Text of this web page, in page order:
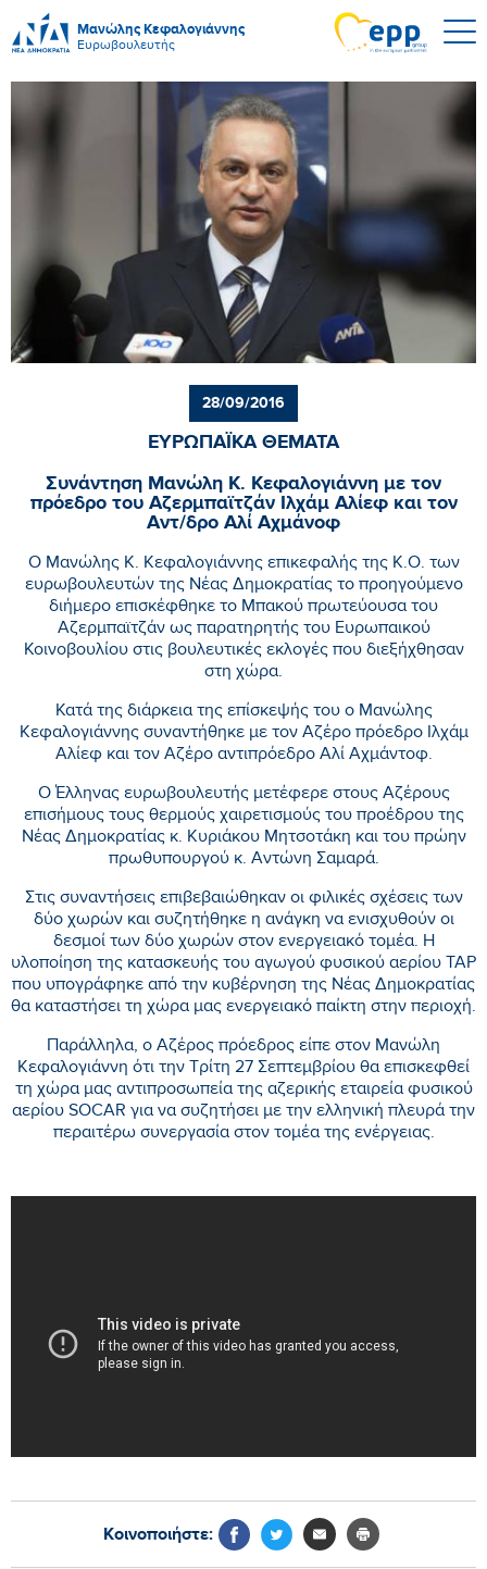
Μανώλης Κεφαλογιάννης
Ευρωβουλευτής
28/09/2016
ΕΥΡΩΠΑΪΚΑ ΘΕΜΑΤΑ
Συνάντηση Μανώλη Κ. Κεφαλογιάννη με τον
πρόεδρο του Αζερμπαϊτζάν Ιλχάμ Αλίεφ και τον
Αντ/δρο Αλί Αχμάνοφ
Ο Μανώλης Κ. Κεφαλογιάννης επικεφαλής της Κ.Ο. των
ευρωβουλευτών της Νέας Δημοκρατίας το προηγούμενο
διήμερο επισκέφθηκε το Μπακού πρωτεύουσα του
Αζερμπαϊτζάν ως παρατηρητής του Ευρωπαικού
Κοινοβουλίου στις βουλευτικές εκλογές που διεξήχθησαν
στη χώρα.
Κατά της διάρκεια της επίσκεψής του ο Μανώλης
Κεφαλογιάννης συναντήθηκε με τον Αζέρο πρόεδρο Ιλχάμ
Αλίεφ και τον Αζέρο αντιπρόεδρο Αλί Αχμάντοφ.
Ο Έλληνας ευρωβουλευτής μετέφερε στους Αζέρους
επισήμους τους θερμούς χαιρετισμούς του προέδρου της
Νέας Δημοκρατίας κ. Κυριάκου Μητσοτάκη και του πρώην
πρωθυπουργού κ. Αντώνη Σαμαρά.
Στις συναντήσεις επιβεβαιώθηκαν οι φιλικές σχέσεις των
δύο χωρών και συζητήθηκε η ανάγκη να ενισχυθούν οι
δεσμοί των δύο χωρών στον ενεργειακό τομέα. Η
υλοποίηση της κατασκευής του αγωγού φυσικού αερίου ΤΑΡ
που υπογράφηκε από την κυβέρνηση της Νέας Δημοκρατίας
θα καταστήσει τη χώρα μας ενεργειακό παίκτη στην περιοχή.
Παράλληλα, ο Αζέρος πρόεδρος είπε στον Μανώλη
Κεφαλογιάννη ότι την Τρίτη 27 Σεπτεμβρίου θα επισκεφθεί
τη χώρα μας αντιπροσωπεία της αζερικής εταιρεία φυσικού
αερίου SOCAR για να συζητήσει με την ελληνική πλευρά την
περαιτέρω συνεργασία στον τομέα της ενέργειας.
Κοινοποιήστε: